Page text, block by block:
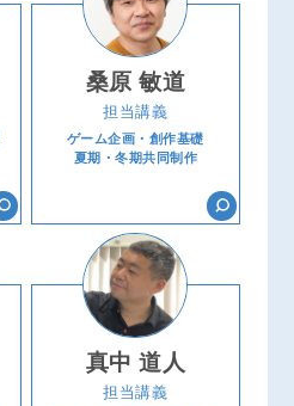
桑原 敏道
担当講義
ゲーム企画・創作基礎
夏期・冬期共同制作
真中 道人
担当講義